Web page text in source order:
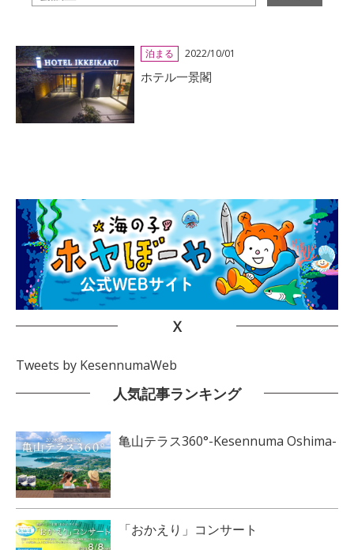
泊まる 2022/10/01
ホテル一景閣
X
Tweets by KesennumaWeb
人気記事ランキング
亀山テラス360°-Kesennuma Oshima-
「おかえり」コンサート